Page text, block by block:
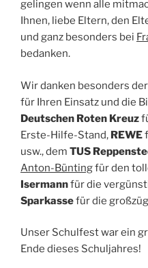
gelingen wenn alle
Ihnen, liebe Eltern, den
und ganz besonders bei
bedanken.
Wir danken besonders der
für Ihren Einsatz und die
Deutschen Roten Kreuz
Erste-Hilfe-Stand, REWE
usw., dem TUS
Anton-Büntingfür den
Isermannfür die
Sparkassefür die
Unser Schulfest war ein
Ende dieses Schuljahres!